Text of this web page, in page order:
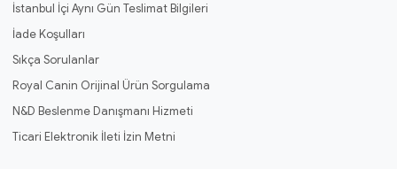
İstanbul İçi Aynı Gün Teslimat Bilgileri
İade Koşulları
Sıkça Sorulanlar
Royal Canin Orijinal Ürün Sorgulama
N&D Beslenme Danışmanı Hizmeti
Ticari Elektronik İleti İzin Metni